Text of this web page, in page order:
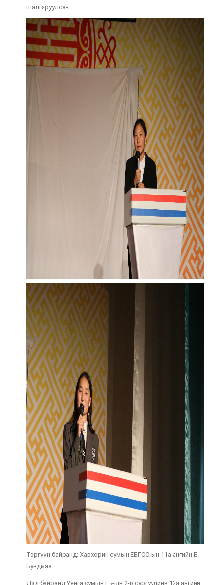
шалгаруулсан
Тэргүүн байранд: Хархорин сумын ЕБГСС-ын 11а ангийн Б.
Бундмаа
Дэд байранд Уянга сумын ЕБ-ын 2-р сургуулийн 12а ангийн